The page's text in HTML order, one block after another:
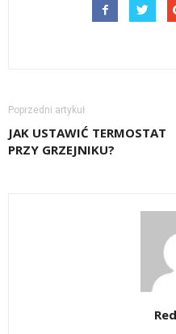
Poprzedni artykuł
JAK USTAWIĆ TERMOSTAT
PRZY GRZEJNIKU?